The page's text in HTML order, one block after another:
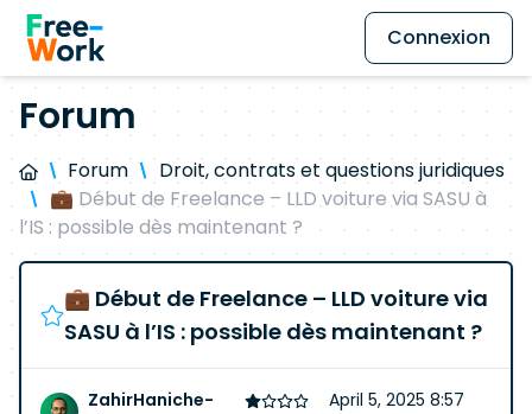
Connexion
Forum
Forum
Droit, contrats et questions juridiques
💼 Début de Freelance – LLD voiture via SASU à
l’IS : possible dès maintenant ?
💼 Début de Freelance – LLD voiture via
SASU à l’IS : possible dès maintenant ?
ZahirHaniche-
April 5, 2025 8:57